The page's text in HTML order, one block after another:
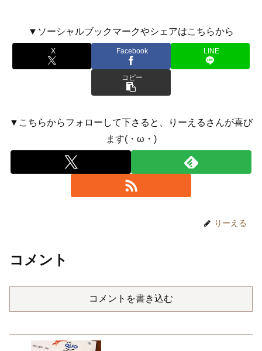
▼ソーシャルブックマークやシェアはこちらから
X Facebook LINE
コピー
▼こちらからフォローして下さると、りーえるさんが喜び
ます(・ω・)
りーえる
コメント
コメントを書き込む